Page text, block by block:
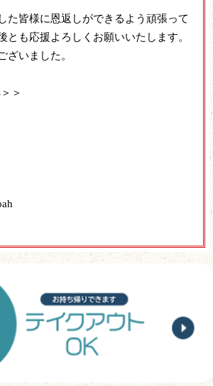
た皆様に恩返しができるよう頑張って
とも応援よろしくお願いいたします。
ざいました。
＞